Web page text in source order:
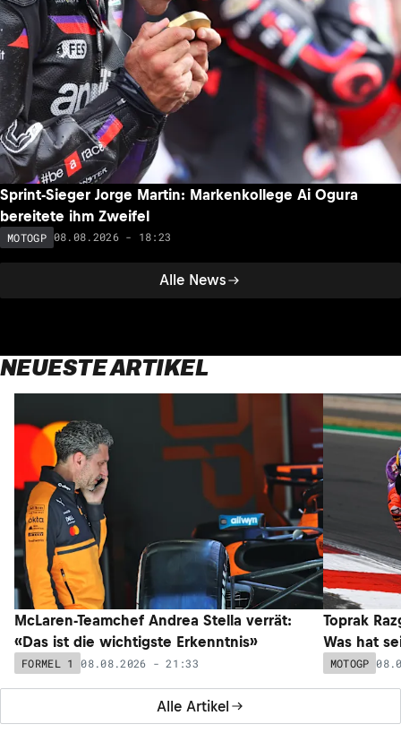
Alle News
Sprint-Sieger Jorge Martin: Markenkollege Ai Ogura
bereitete ihm Zweifel
MOTOGP 08.08.2026 - 18:23
NEUESTE ARTIKEL
Alle Artikel
McLaren-Teamchef Andrea Stella verrät:
«Das ist die wichtigste Erkenntnis»
FORMEL 1 08.08.2026 - 21:33
Toprak
Was hat
MOTOGP